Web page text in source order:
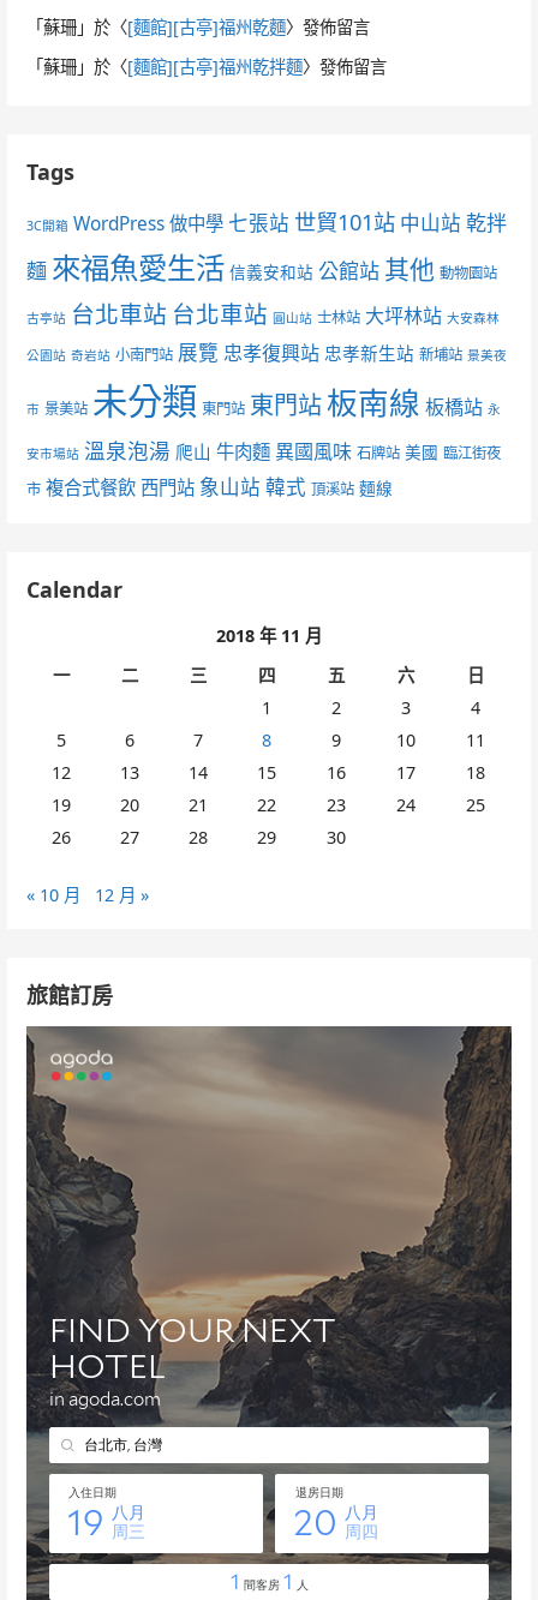
「蘇珊 」於〈[麵館][古亭]福州乾麵〉發佈留言
「蘇珊 」於〈[麵館][古亭]福州乾拌麵〉發佈留言
Tags
3C開箱 WordPress 做中學 七張站 世貿101站 中山站 乾拌
麵 來福魚愛生活 信義安和站 公館站 其他 動物園站
古亭站 台北車站 台北車站 圓山站 士林站 大坪林站 大安森林
公園站 奇岩站 小南門站 展覽 忠孝復興站 忠孝新生站 新埔站 景美夜
市 景美站 未分類 東門站 東門站板南線 板橋站 永
安市場站 溫泉泡湯 爬山 牛肉麵 異國風味 石牌站 美國 臨江街夜
市 複合式餐飲 西門站 象山站 韓式 頂溪站 麵線
Calendar
2018 年 11 月
一
二 三 四 五 六
日
1
2 3
4
5
6 7 8 9 10
11
12
13 14 15 16 17
18
19
20 21 22 23 24
25
26
27 28 29 30
« 10 月 12 月 »
旅館訂房